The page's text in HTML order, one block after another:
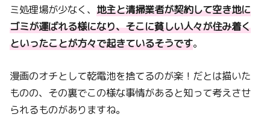
ミ処理場が少なく、地主と清掃業者が契約して空き地に
ゴミが運ばれる様になり、そこに貧しい人々が住み着く
といったことが方々で起きているそうです。
漫画のオチとして乾電池を捨てるのが楽！だとは描いた
ものの、その裏でこの様な事情があると知って考えさせ
られるものがありますね。